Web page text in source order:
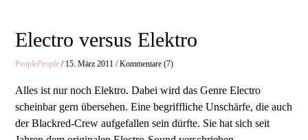
Electro versus Elektro
PeoplePeople / 15. März 2011 / Kommentare (7)
Alles ist nur noch Elektro. Dabei wird das Genre Electro
scheinbar gern übersehen. Eine begriffliche Unschärfe, die auch
der Blackred-Crew aufgefallen sein dürfte. Sie hat sich seit